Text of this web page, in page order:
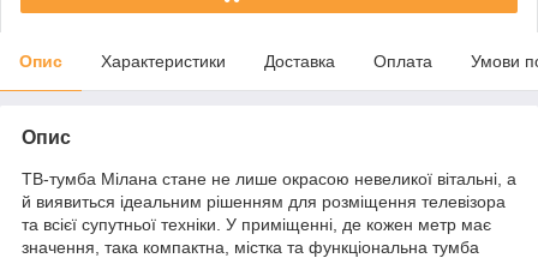
Опис Характеристики Доставка Оплата Умови
Опис
ТВ-тумба Мілана стане не лише окрасою невеликої вітальні, а
й виявиться ідеальним рішенням для розміщення телевізора
та всієї супутньої техніки. У приміщенні, де кожен метр має
значення, така компактна, містка та функціональна тумба